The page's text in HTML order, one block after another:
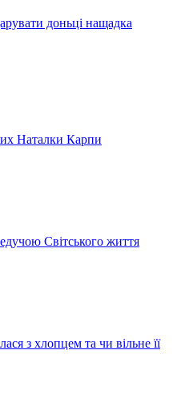
доньці нащадка
Наталки Карпи
Світського життя
з хлопцем та чи вільне її